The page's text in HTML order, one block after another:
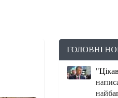
ГОЛОВНІ